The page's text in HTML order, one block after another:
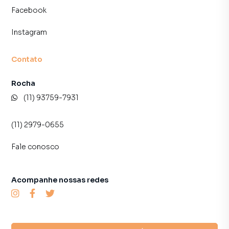
Facebook
Instagram
Contato
Rocha
(11) 93759-7931
(11) 2979-0655
Fale conosco
Acompanhe nossas redes